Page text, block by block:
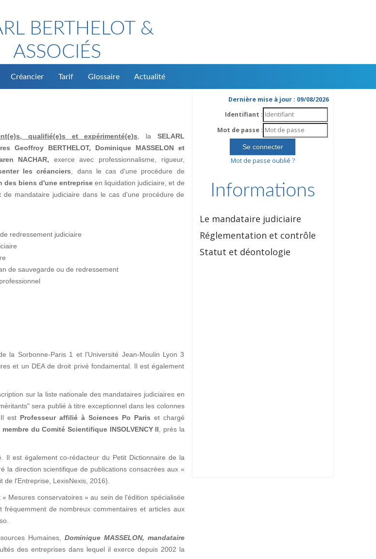
BERTHELOT &
ASSOCIÉS
Créancier Tarif Glossaire Actualité
qualifié(e)s et expérimenté(e)s , la SELARL
Geoffroy BERTHELOT, Dominique MASSELON et
NACHAR, exerce avec professionnalisme, rigueur,
les créanciers , dans le cas d'une procédure de
des biens d'une entreprise en liquidation judiciaire, et de
mandataire judiciaire dans le cas d'une procédure de
redressement judiciaire
de sauvegarde ou de redressement
la Sorbonne-Paris 1 et l'Université Jean-Moulin Lyon 3
et un DEA de droit privé fondamental. Il est également
sur la liste nationale des mandataires judiciaires en
sera publié à titre exceptionnel dans les colonnes
est Professeur affilié à Sciences Po Paris et chargé
membre du Comité Scientifique INSOLVENCY II , près la
est également co-rédacteur du Petit Dictionnaire de la
la direction scientifique de publications consacrées aux «
l'Entreprise, LexisNexis, 2016).
Mesures conservatoires » au sein de l'édition spécialisée
de nombreux commentaires et articles aux
Humaines, Dominique MASSELON, mandataire
des entreprises dans lequel il exerce depuis 2002 la
Dernière mise à jour : 09/08/2026
Identifiant :
Mot de passe :
Mot de passe oublié ?
Informations
Le mandataire judiciaire
Réglementation et contrôle
Statut et déontologie